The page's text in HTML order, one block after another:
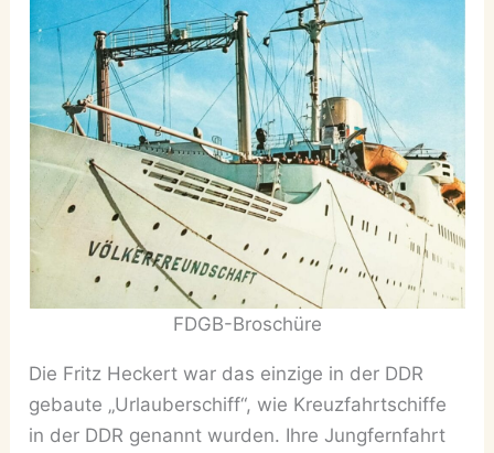
FDGB-Broschüre
Die Fritz Heckert war das einzige in der DDR
gebaute „Urlauberschiff“, wie Kreuzfahrtschiffe
in der DDR genannt wurden. Ihre Jungfernfahrt